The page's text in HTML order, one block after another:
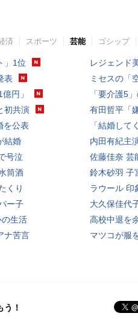
済 スポーツ 芸能 ゴシップ
」1位
表
円」
初共演
を公表
結婚
号泣
筒酒
くり
ー子
生活
ナ苦言
レジェンド
ミセスの「
「要介護5
有田哲平「
「結婚して
内田有紀主
佐藤佳奈 芸
鈴木砂羽 子
ラウール 印
大久保佳代
高校中退を
マツコが服
！